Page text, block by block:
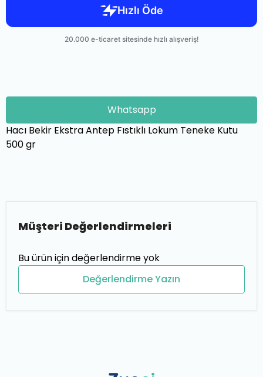
Whatsapp
Hacı Bekir Ekstra Antep Fıstıklı Lokum Teneke Kutu
500 gr
Müşteri Değerlendirmeleri
Bu ürün için değerlendirme yok
Değerlendirme Yazın